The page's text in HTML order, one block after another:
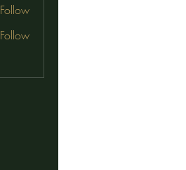
Follow
Follow